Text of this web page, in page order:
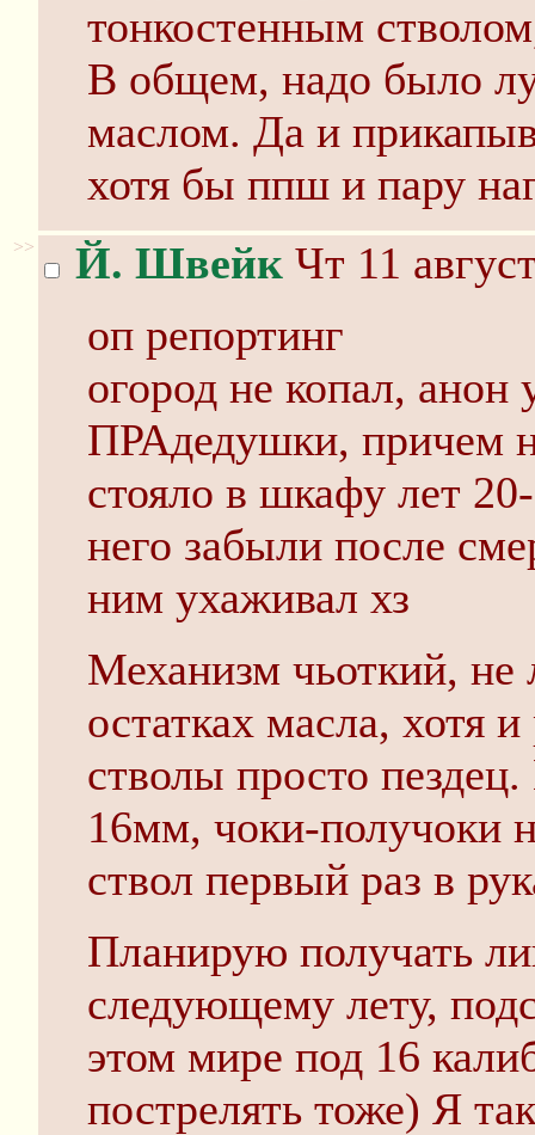
тонкостенным
В общем, надо было
маслом. Да и
хотя бы ппш и пару
>> Й. Швейк Чт 11
оп репортинг
огород не копал, анон
ПРАдедушки, причем
стояло в шкафу лет
него забыли после
ним ухаживал хз
Механизм чьоткий,
остатках масла, хотя
стволы просто
16мм, чоки-получоки
ствол первый раз в
Планирую получать
следующему лету,
этом мире под 16
пострелять тоже) Я